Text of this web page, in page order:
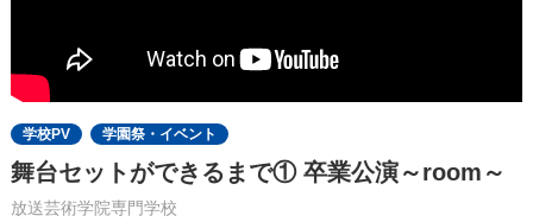
学校PV 学園祭・イベント
舞台セットができるまで① 卒業公演～room～
放送芸術学院専門学校